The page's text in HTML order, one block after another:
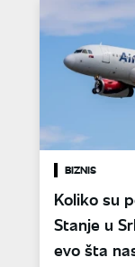
BIZNIS
Koliko su
Stanje u
evo šta